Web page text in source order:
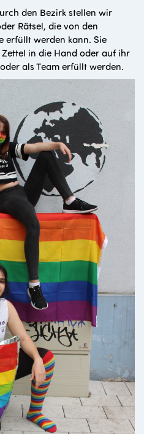
den Bezirk stellen wir
Rätsel, die von den
erfüllt werden kann. Sie
in die Hand oder auf ihr
als Team erfüllt werden.